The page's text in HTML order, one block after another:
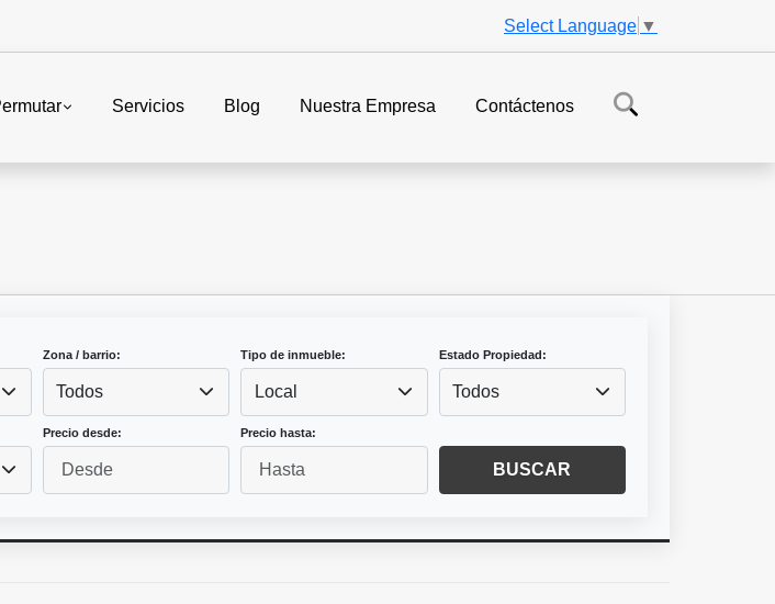
Select Language ▼
Servicios Blog Nuestra Empresa Contáctenos
Zona / barrio:
Todos
Tipo de inmueble:
Local
Estado Propiedad:
Todos
Precio desde: Precio hasta:
BUSCAR